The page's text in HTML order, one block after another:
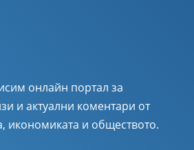
онлайн портал за
и актуални коментари от
икономиката и обществото.